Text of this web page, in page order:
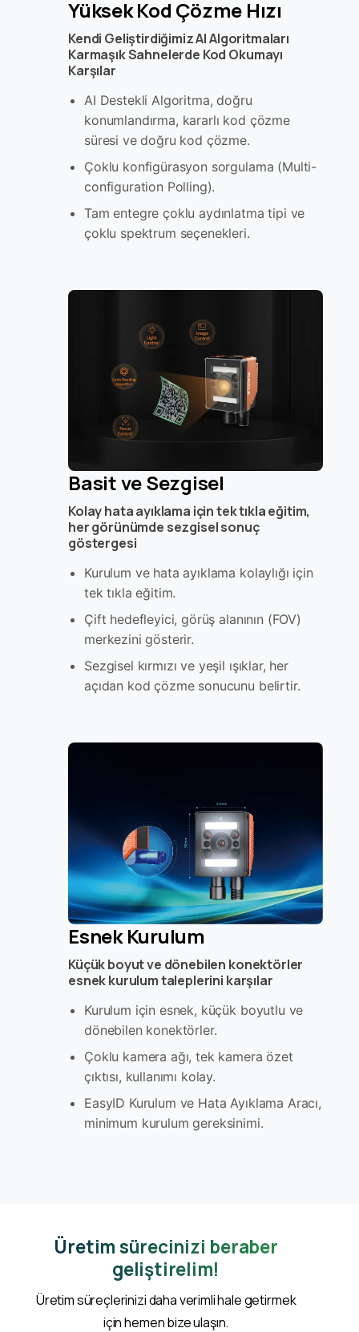
Yüksek Kod Çözme Hızı
Kendi Geliştirdiğimiz AI Algoritmaları
Karmaşık Sahnelerde Kod Okumayı
Karşılar
AI Destekli Algoritma, doğru
konumlandırma, kararlı kod çözme
süresi ve doğru kod çözme.
Çoklu konfigürasyon sorgulama (Multi-
configuration Polling).
Tam entegre çoklu aydınlatma tipi ve
çoklu spektrum seçenekleri.
Basit ve Sezgisel
Kolay hata ayıklama için tek tıkla eğitim,
her görünümde sezgisel sonuç
göstergesi
Kurulum ve hata ayıklama kolaylığı için
tek tıkla eğitim.
Çift hedefleyici, görüş alanının (FOV)
merkezini gösterir.
Sezgisel kırmızı ve yeşil ışıklar, her
açıdan kod çözme sonucunu belirtir.
Esnek Kurulum
Küçük boyut ve dönebilen konektörler
esnek kurulum taleplerini karşılar
Kurulum için esnek, küçük boyutlu ve
dönebilen konektörler.
Çoklu kamera ağı, tek kamera özet
çıktısı, kullanımı kolay.
EasyID Kurulum ve Hata Ayıklama Aracı,
minimum kurulum gereksinimi.
Üretim sürecinizi beraber
geliştirelim!
Üretim süreçlerinizi daha verimli hale getirmek
için hemen bize ulaşın.